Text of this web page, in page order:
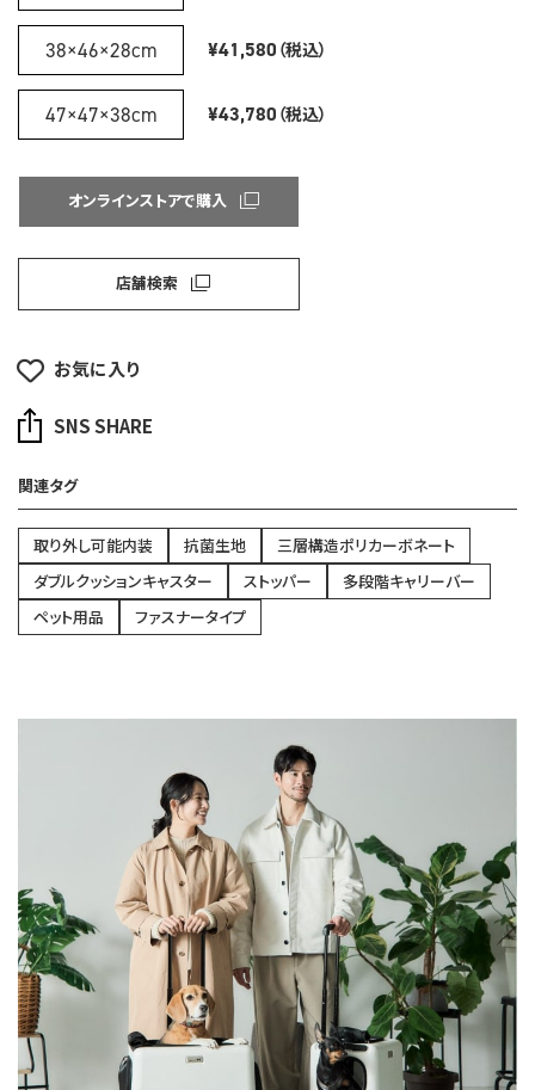
38×46×28cm ¥41,580 （税込）
47×47×38cm ¥43,780 （税込）
オンラインストアで購入
店舗検索
お気に入り
SNS SHARE
関連タグ
取り外し可能内装 抗菌生地
三層構造ポリカーボネート
ダブルクッションキャスター
ストッパー
多段階キャリーバー
ペット用品
ファスナータイプ